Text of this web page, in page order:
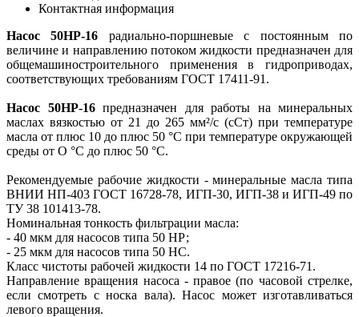
Контактная информация
Насос 50НР-16 радиально-поршневые с постоянным по
величине и направлению потоком жидкости предназначен для
общемашиностроительного применения в гидроприводах,
соответствующих требованиям ГОСТ 17411-91.
Насос 50НР-16предназначен для работы на минеральных
маслах вязкостью от 21 до 265 мм²/с (сСт) при температуре
масла от плюс 10 до плюс 50 °С при температуре окружающей
среды от О °С до плюс 50 °С.
Рекомендуемые рабочие жидкости - минеральные масла типа
ВНИИ НП-403 ГОСТ 16728-78, ИГП-30, ИГП-38 и ИГП-49 по
ТУ 38 101413-78.
Номинальная тонкость фильтрации масла:
- 40 мкм для насосов типа 50 НР;
- 25 мкм для насосов типа 50 НС.
Класс чистоты рабочей жидкости 14 по ГОСТ 17216-71.
Направление вращения насоса - правое (по часовой стрелке,
если смотреть с носка вала). Насос может изготавливаться
левого вращения.